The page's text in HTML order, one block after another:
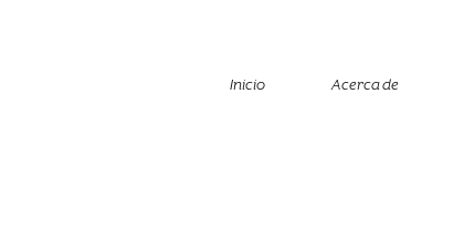
Inicio Acerca de